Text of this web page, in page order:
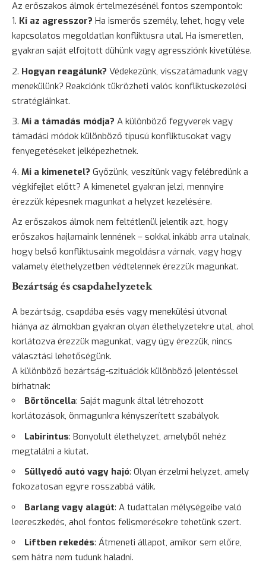
Az erőszakos álmok értelmezésénél fontos szempontok:
Ki az agresszor? Ha ismerős személy, lehet, hogy vele
kapcsolatos megoldatlan konfliktusra utal. Ha ismeretlen,
gyakran saját elfojtott dühünk vagy agressziónk kivetülése.
Hogyan reagálunk? Védekezünk, visszatámadunk vagy
menekülünk? Reakciónk tükrözheti valós konfliktuskezelési
stratégiáinkat.
Mi a támadás módja? A különböző fegyverek vagy
támadási módok különböző típusú konfliktusokat vagy
fenyegetéseket jelképezhetnek.
Mi a kimenetel? Győzünk, veszítünk vagy felébredünk a
végkifejlet előtt? A kimenetel gyakran jelzi, mennyire
érezzük képesnek magunkat a helyzet kezelésére.
Az erőszakos álmok nem feltétlenül jelentik azt, hogy
erőszakos hajlamaink lennének – sokkal inkább arra utalnak,
hogy belső konfliktusaink megoldásra várnak, vagy hogy
valamely élethelyzetben védtelennek érezzük magunkat.
Bezártság és csapdahelyzetek
A bezártság, csapdába esés vagy menekülési útvonal
hiánya az álmokban gyakran olyan élethelyzetekre utal, ahol
korlátozva érezzük magunkat, vagy úgy érezzük, nincs
választási lehetőségünk.
A különböző bezártság-szituációk különböző jelentéssel
bírhatnak:
Börtöncella: Saját magunk által létrehozott
korlátozások, önmagunkra kényszerített szabályok.
Labirintus: Bonyolult élethelyzet, amelyből nehéz
megtalálni a kiutat.
Süllyedő autó vagy hajó: Olyan érzelmi helyzet, amely
fokozatosan egyre rosszabbá válik.
Barlang vagy alagút: A tudattalan mélységeibe való
leereszkedés, ahol fontos felismerésekre tehetünk szert.
Liftben rekedés: Átmeneti állapot, amikor sem előre,
sem hátra nem tudunk haladni.